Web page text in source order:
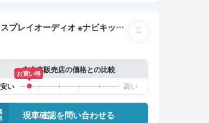
全方位カメラ ドライブレコー
中古車販売店の価格との比較
お買い得
現車確認を問い合わせる